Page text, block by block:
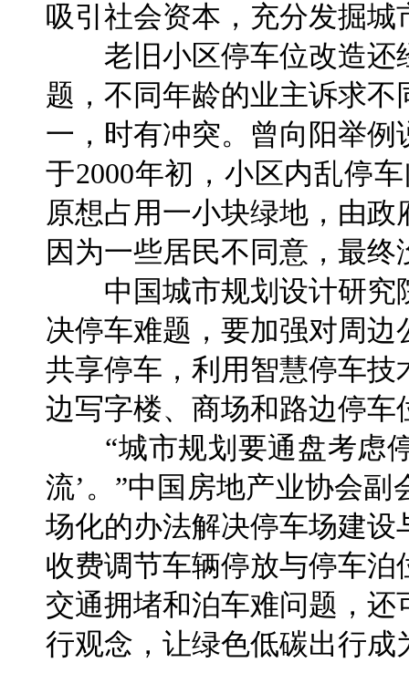
吸引社会资本，充分发掘
老旧小区停车位改造还
题，不同年龄的业主诉求
一，时有冲突。曾向阳举
于2000年初，小区内乱停
原想占用一小块绿地，由
因为一些居民不同意，最终
中国城市规划设计研究
决停车难题，要加强对周
共享停车，利用智慧停车
边写字楼、商场和路边停车
“城市规划要通盘考虑停
流’。”中国房地产业协会
场化的办法解决停车场建
收费调节车辆停放与停车
交通拥堵和泊车难问题，
行观念，让绿色低碳出行成